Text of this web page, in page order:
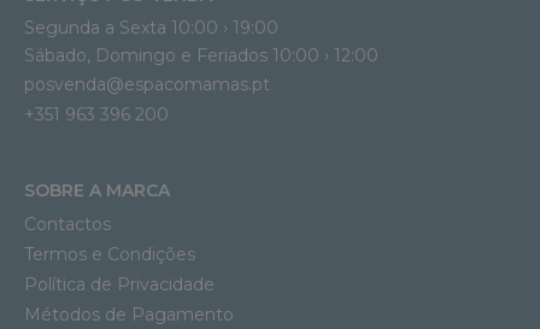
Segunda a Sexta 10:00 › 19:00
Sábado, Domingo e Feriados 10:00 › 12:00
posvenda@espacomamas.pt
+351 963 396 200
SOBRE A MARCA
Contactos
Termos e Condições
Política de Privacidade
Métodos de Pagamento